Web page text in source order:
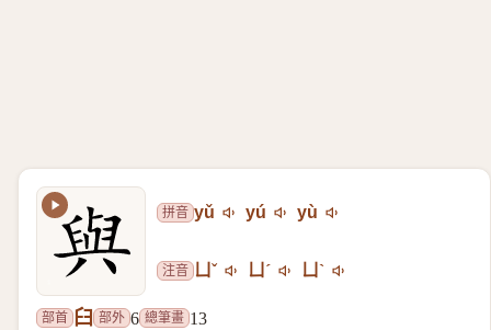
拼音 yǔ yú yù
注音 ㄩˇ ㄩˊ ㄩˋ
部首 臼 部外 6 總筆畫 13